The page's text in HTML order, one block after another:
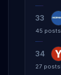
33
45 posts
34
27 posts